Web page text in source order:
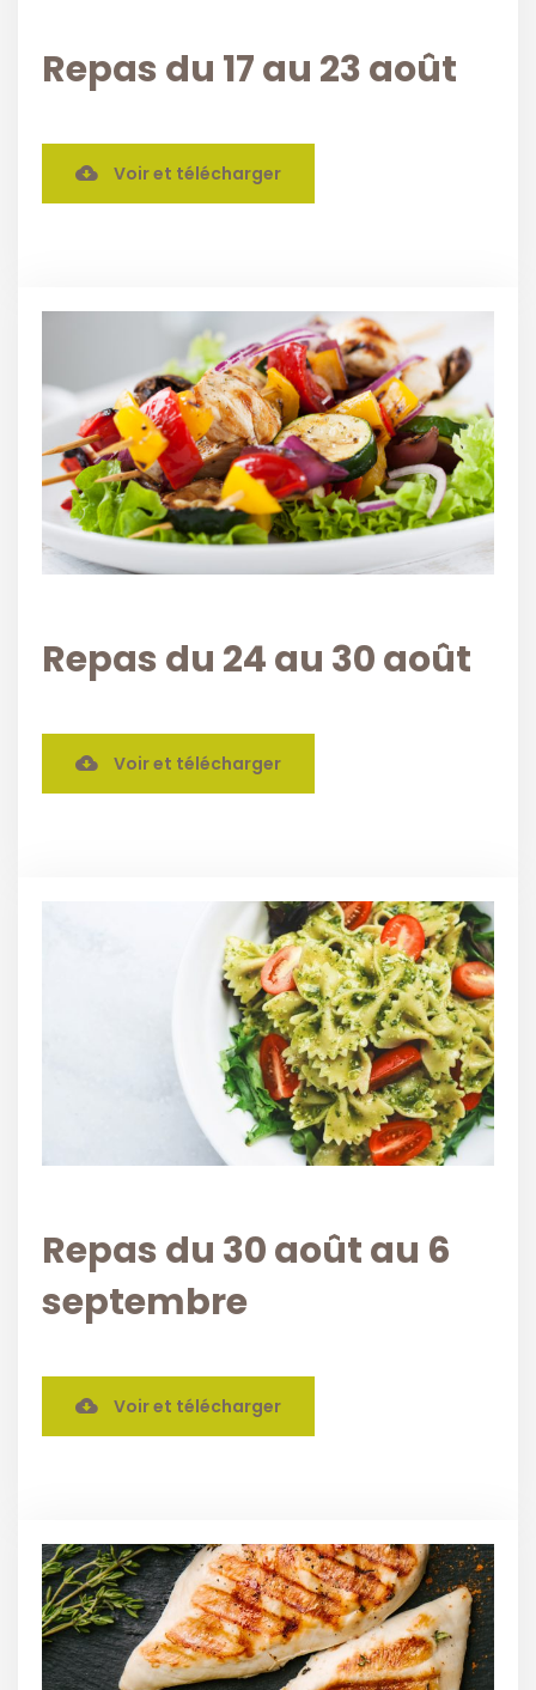
Repas du 17 au 23 août
Voir et télécharger
Repas du 24 au 30 août
Voir et télécharger
Repas du 30 août au 6
septembre
Voir et télécharger